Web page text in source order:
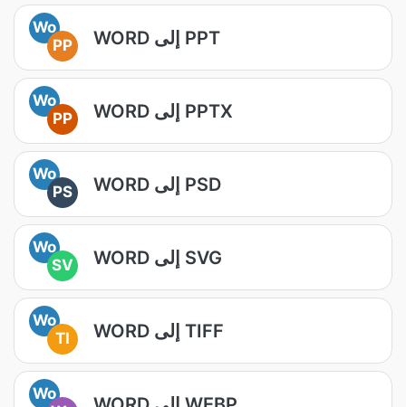
Wo
PP
WORD إلى PPT
Wo
PP
WORD إلى PPTX
Wo
PS
WORD إلى PSD
Wo
SV
WORD إلى SVG
Wo
TI
WORD إلى TIFF
Wo